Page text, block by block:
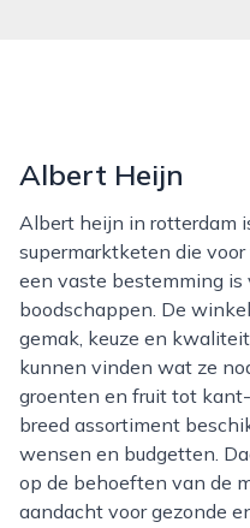
Albert Heijn
Albert heijn in rotterdam is een vertrouwde
supermarktketen die
een vaste bestemming is
boodschappen. De
gemak, keuze en
kunnen vinden wat ze
groenten en fruit tot
breed assortiment
wensen en budgetten.
op de behoeften van de
aandacht voor gezonde